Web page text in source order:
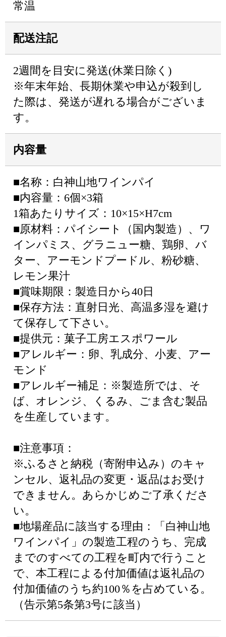
常温
配送注記
2週間を目安に発送(休業日除く)
※年末年始、長期休業や申込が殺到し
た際は、発送が遅れる場合がございま
す。
内容量
■名称：白神山地ワインパイ
■内容量：6個×3箱
1箱あたりサイズ：10×15×H7cm
■原材料：パイシート（国内製造）、ワ
インパミス、グラニュー糖、鶏卵、バ
ター、アーモンドプードル、粉砂糖、
レモン果汁
■賞味期限：製造日から40日
■保存方法：直射日光、高温多湿を避け
て保存して下さい。
■提供元：菓子工房エスポワール
■アレルギー：卵、乳成分、小麦、アー
モンド
■アレルギー補足：※製造所では、そ
ば、オレンジ、くるみ、ごま含む製品
を生産しています。
■注意事項：
※ふるさと納税（寄附申込み）のキャ
ンセル、返礼品の変更・返品はお受け
できません。あらかじめご了承くださ
い。
■地場産品に該当する理由：「白神山地
ワインパイ」の製造工程のうち、完成
までのすべての工程を町内で行うこと
で、本工程による付加価値は返礼品の
付加価値のうち約100％を占めている。
（告示第5条第3号に該当）